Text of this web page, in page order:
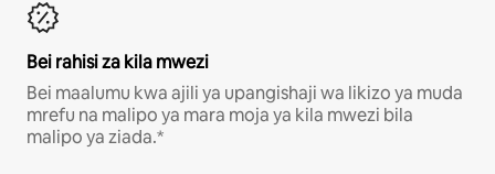
Bei rahisi za kila mwezi
Bei maalumu kwa ajili ya upangishaji wa likizo ya muda
mrefu na malipo ya mara moja ya kila mwezi bila
malipo ya ziada.*